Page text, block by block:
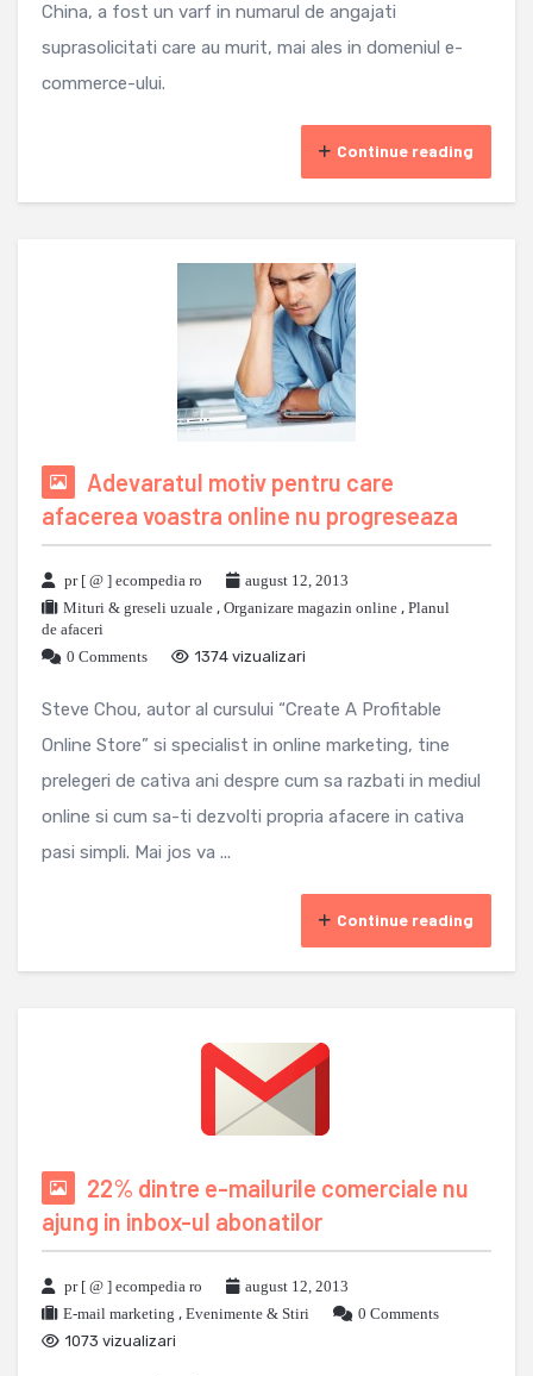
China, a fost un varf in numarul de angajati
suprasolicitati care au murit, mai ales in domeniul e-
commerce-ului.
Continue reading
Adevaratul motiv pentru care
afacerea voastra online nu progreseaza
pr [ @ ] ecompedia ro
august 12, 2013
Mituri & greseli uzuale , Organizare magazin online , Planul
de afaceri
0 Comments
1374 vizualizari
Steve Chou, autor al cursului “Create A Profitable
Online Store” si specialist in online marketing, tine
prelegeri de cativa ani despre cum sa razbati in mediul
online si cum sa-ti dezvolti propria afacere in cativa
pasi simpli. Mai jos va ...
Continue reading
22% dintre e-mailurile comerciale nu
ajung in inbox-ul abonatilor
pr [ @ ] ecompedia ro
august 12, 2013
E-mail marketing , Evenimente & Stiri
0 Comments
1073 vizualizari